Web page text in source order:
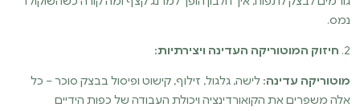
נמס.
2. חיזוק המוטוריקה העדינה ויצירתיות:
מוטוריקה עדינה: לישה, גלגול, זילוף, קישוט ופיסול בבצק סוכר – כל
אלה משפרים את הקואורדינציה ויכולת העבודה של כפות הידיים